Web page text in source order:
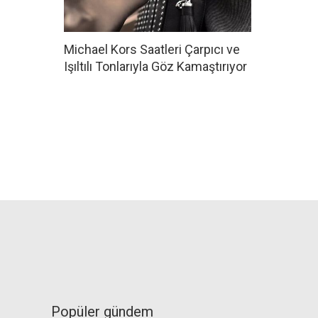
Michael Kors Saatleri Çarpıcı ve
Işıltılı Tonlarıyla Göz Kamaştırıyor
Popüler gündem